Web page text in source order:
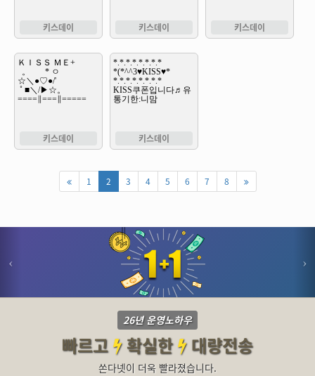
키스데이 키스데이 키스데이
키스데이 키스데이
1 2 3 4 5 6 7 8
26년 운영노하우
빠르고 확실한 대량전송
쏜다넷이 더욱 빨라졌습니다.